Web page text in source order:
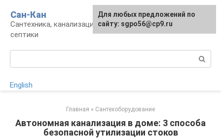
контенту
Сан-Кан
Сантехника, канализация, водопровод,
септики
English
Главная » Сантехоборудование
Автономная канализация в доме: 3 способа
безопасной утилизации стоков
Для любых предложений по
сайту: sgpo56@cp9.ru